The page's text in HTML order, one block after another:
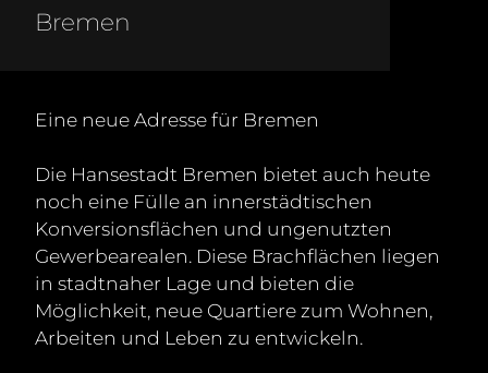
Bremen
Eine neue Adresse für Bremen
Die Hansestadt Bremen bietet auch heute
noch eine Fülle an innerstädtischen
Konversionsflächen und ungenutzten
Gewerbearealen. Diese Brachflächen liegen
in stadtnaher Lage und bieten die
Möglichkeit, neue Quartiere zum Wohnen,
Arbeiten und Leben zu entwickeln.